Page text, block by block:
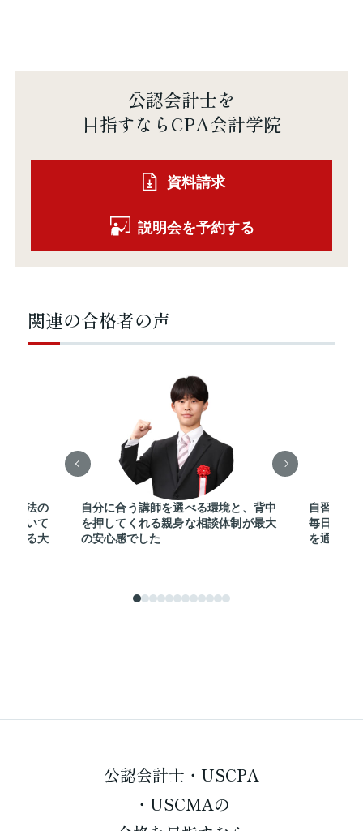
公認会計士を
目指すならCPA会計学院
資料請求
説明会を予約する
関連の合格者の声
方法の
聞いて
する大
自分に合う講師を選べる環境と、背中
を押してくれる親身な相談体制が最大
の安心感でした
自習室を
毎日切磋
を通じて
公認会計士・USCPA
・USCMAの